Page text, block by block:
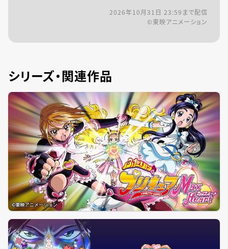
2026年10月31日 23:59 まで配信
©東映アニメーション
シリーズ・関連作品